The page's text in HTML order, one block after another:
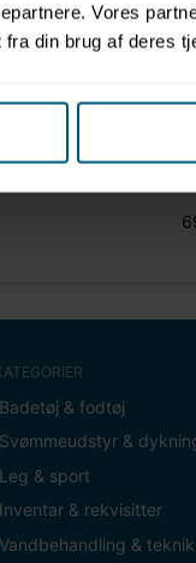
Vores
din brug af deres
Badetøj & fodtøj
Svømmeudstyr &
Leg & sport
Inventar & rekvisitter
Vandbehandling & teknik